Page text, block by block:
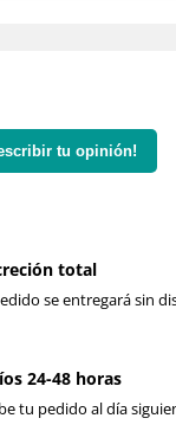
tu opinión!
total
se entregará sin
24-48 horas
tu pedido al día